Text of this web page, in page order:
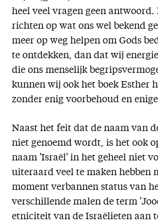
heel veel vragen geen antwoord.
richten op wat ons wel bekend
meer op weg helpen om Gods
te ontdekken, dan dat wij
die ons menselijk
kunnen wij ook het boek Esther
zonder enig voorbehoud en
Naast het feit dat de naam van
niet genoemd wordt, is het ook
naam 'Israël' in het geheel niet
uiteraard veel te maken hebben
moment verbannen status van
verschillende malen de term
etniciteit van de Israëlieten aan